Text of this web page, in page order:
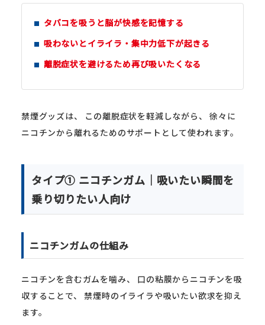
タバコを吸うと脳が快感を記憶する
吸わないとイライラ・集中力低下が起きる
離脱症状を避けるため再び吸いたくなる
禁煙グッズは、 この離脱症状を軽減しながら、 徐々に
ニコチンから離れるためのサポートとして使われます。
タイプ① ニコチンガム｜吸いたい瞬間を
乗り切りたい人向け
ニコチンガムの仕組み
ニコチンを含むガムを噛み、 口の粘膜からニコチンを吸
収することで、 禁煙時のイライラや吸いたい欲求を抑え
ます。